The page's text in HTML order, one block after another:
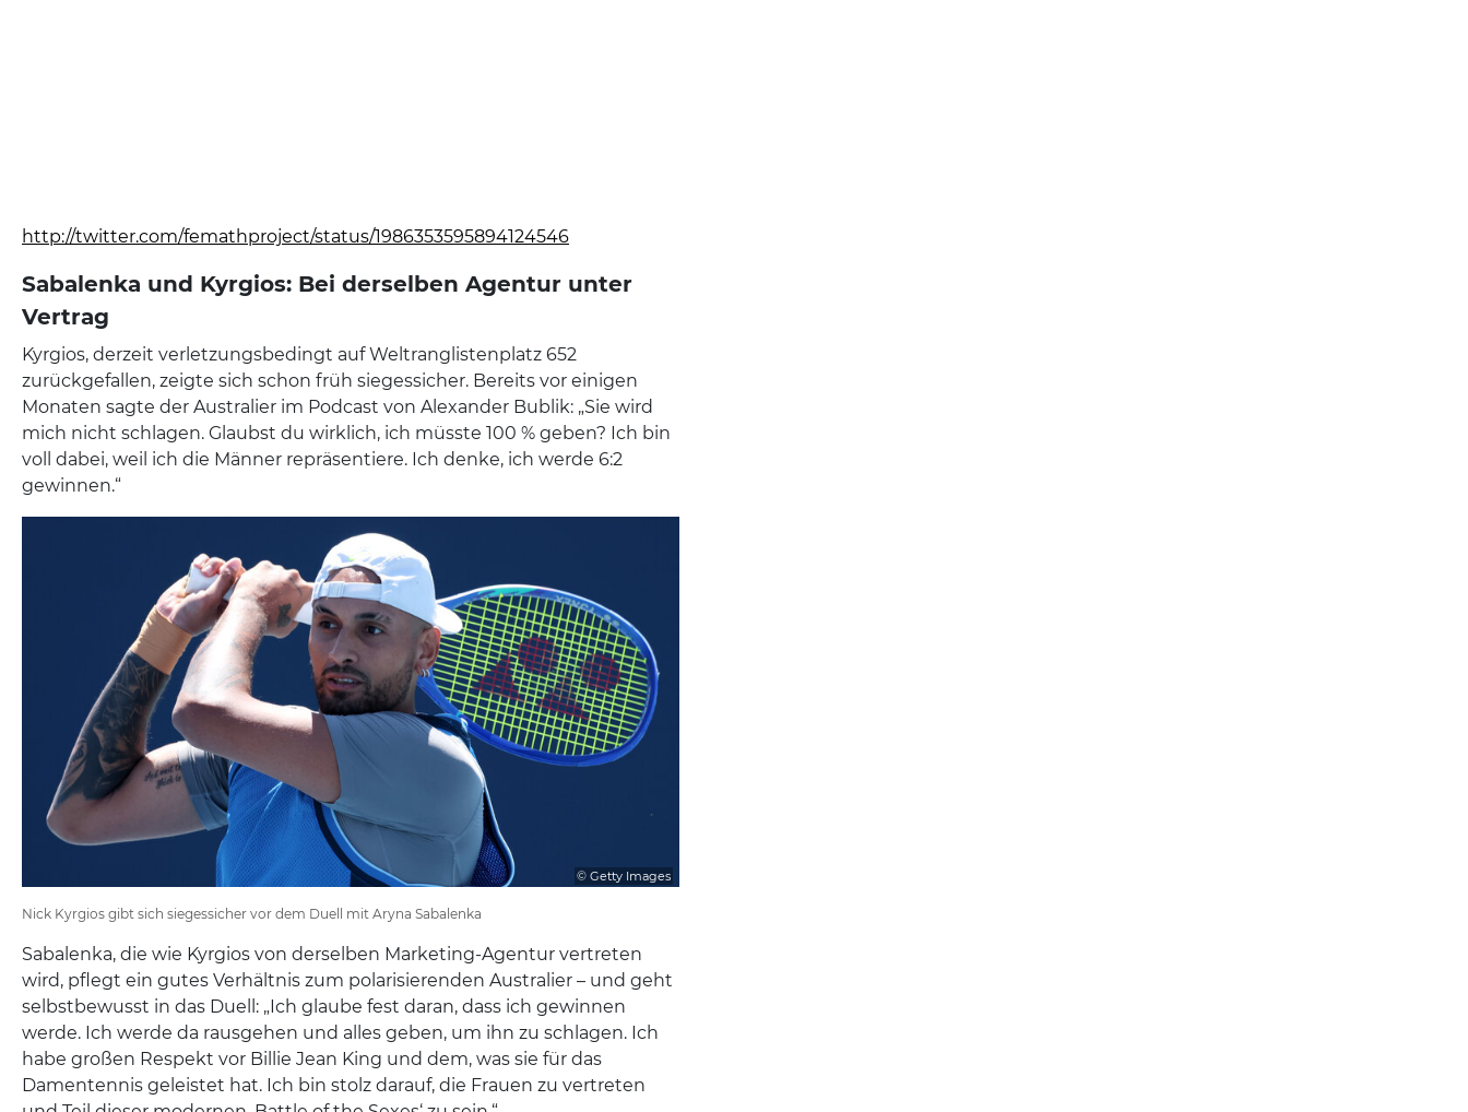
http://twitter.com/femathproject/status/1986353595894124546
Sabalenka und Kyrgios: Bei derselben Agentur unter
Vertrag
Kyrgios, derzeit verletzungsbedingt auf Weltranglistenplatz 652
zurückgefallen, zeigte sich schon früh siegessicher. Bereits vor einigen
Monaten sagte der Australier im Podcast von Alexander Bublik: „Sie wird
mich nicht schlagen. Glaubst du wirklich, ich müsste 100 % geben? Ich bin
voll dabei, weil ich die Männer repräsentiere. Ich denke, ich werde 6:2
gewinnen.“
© Getty Images
Nick Kyrgios gibt sich siegessicher vor dem Duell mit Aryna Sabalenka
Sabalenka, die wie Kyrgios von derselben Marketing-Agentur vertreten
wird, pflegt ein gutes Verhältnis zum polarisierenden Australier – und geht
selbstbewusst in das Duell: „Ich glaube fest daran, dass ich gewinnen
werde. Ich werde da rausgehen und alles geben, um ihn zu schlagen. Ich
habe großen Respekt vor Billie Jean King und dem, was sie für das
Damentennis geleistet hat. Ich bin stolz darauf, die Frauen zu vertreten